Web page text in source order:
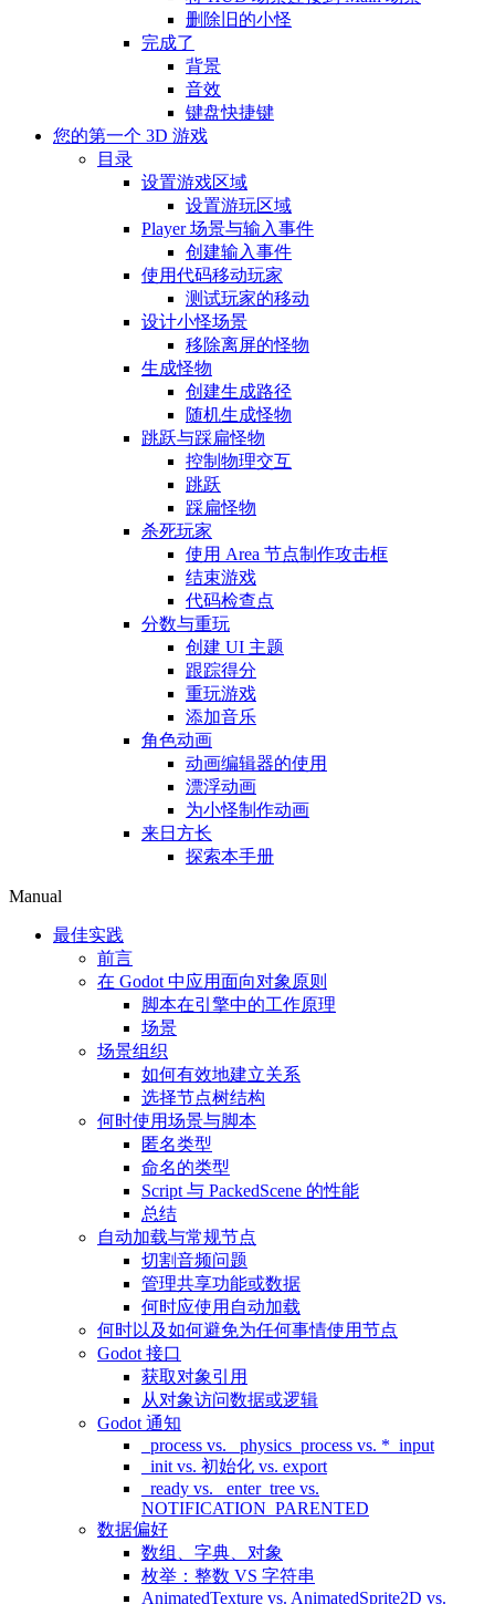
删除旧的小怪
完成了
背景
音效
键盘快捷键
您的第一个 3D 游戏
目录
设置游戏区域
设置游玩区域
Player 场景与输入事件
创建输入事件
使用代码移动玩家
测试玩家的移动
设计小怪场景
移除离屏的怪物
生成怪物
创建生成路径
随机生成怪物
跳跃与踩扁怪物
控制物理交互
跳跃
踩扁怪物
杀死玩家
使用 Area 节点制作攻击框
结束游戏
代码检查点
分数与重玩
创建 UI 主题
跟踪得分
重玩游戏
添加音乐
角色动画
动画编辑器的使用
漂浮动画
为小怪制作动画
来日方长
探索本手册
Manual
最佳实践
前言
在 Godot 中应用面向对象原则
脚本在引擎中的工作原理
场景
场景组织
如何有效地建立关系
选择节点树结构
何时使用场景与脚本
匿名类型
命名的类型
Script 与 PackedScene 的性能
总结
自动加载与常规节点
切割音频问题
管理共享功能或数据
何时应使用自动加载
何时以及如何避免为任何事情使用节点
Godot 接口
获取对象引用
从对象访问数据或逻辑
Godot 通知
_process vs. _physics_process vs. *_input
_init vs. 初始化 vs. export
_ready vs. _enter_tree vs.
NOTIFICATION_PARENTED
数据偏好
数组、字典、对象
枚举：整数 VS 字符串
AnimatedTexture vs. AnimatedSprite2D vs.